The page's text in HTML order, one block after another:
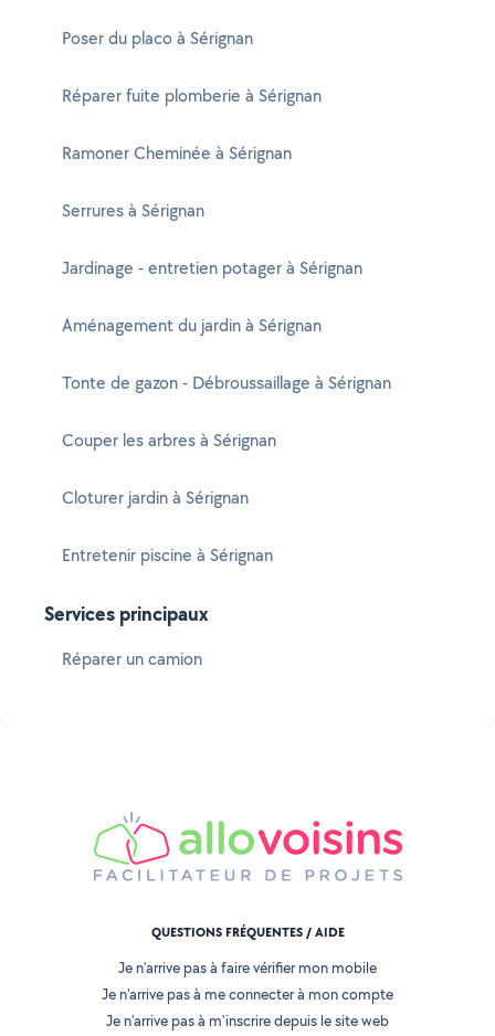
Poser du placo à Sérignan
Réparer fuite plomberie à Sérignan
Ramoner Cheminée à Sérignan
Serrures à Sérignan
Jardinage - entretien potager à Sérignan
Aménagement du jardin à Sérignan
Tonte de gazon - Débroussaillage à Sérignan
Couper les arbres à Sérignan
Cloturer jardin à Sérignan
Entretenir piscine à Sérignan
Services principaux
Réparer un camion
QUESTIONS FRÉQUENTES / AIDE
Je n'arrive pas à faire vérifier mon mobile
Je n'arrive pas à me connecter à mon compte
Je n'arrive pas à m'inscrire depuis le site web